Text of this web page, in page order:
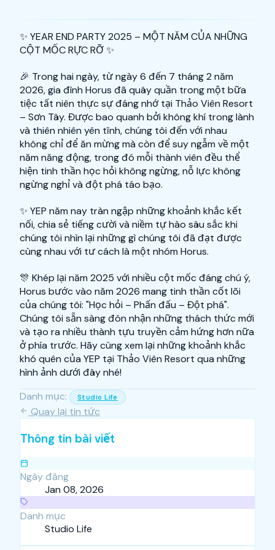
✨ YEAR END PARTY 2025 – MỘT NĂM CỦA NHỮNG
CỘT MỐC RỰC RỠ ✨
🎉 Trong hai ngày, từ ngày 6 đến 7 tháng 2 năm
2026, gia đình Horus đã quây quần trong một bữa
tiệc tất niên thực sự đáng nhớ tại Thảo Viên Resort
– Sơn Tây. Được bao quanh bởi không khí trong lành
và thiên nhiên yên tĩnh, chúng tôi đến với nhau
không chỉ để ăn mừng mà còn để suy ngẫm về một
năm năng động, trong đó mỗi thành viên đều thể
hiện tinh thần học hỏi không ngừng, nỗ lực không
ngừng nghỉ và đột phá táo bạo.
✨ YEP năm nay tràn ngập những khoảnh khắc kết
nối, chia sẻ tiếng cười và niềm tự hào sâu sắc khi
chúng tôi nhìn lại những gì chúng tôi đã đạt được
cùng nhau với tư cách là một nhóm Horus.
🎊 Khép lại năm 2025 với nhiều cột mốc đáng chú ý,
Horus bước vào năm 2026 mang tinh thần cốt lõi
của chúng tôi: "Học hỏi – Phấn đấu – Đột phá".
Chúng tôi sẵn sàng đón nhận những thách thức mới
và tạo ra nhiều thành tựu truyền cảm hứng hơn nữa
ở phía trước. Hãy cùng xem lại những khoảnh khắc
khó quên của YEP tại Thảo Viên Resort qua những
hình ảnh dưới đây nhé!
Danh mục:
Studio Life
Quay lại tin tức
Thông tin bài viết
Ngày đăng
Jan 08, 2026
Danh mục
Studio Life